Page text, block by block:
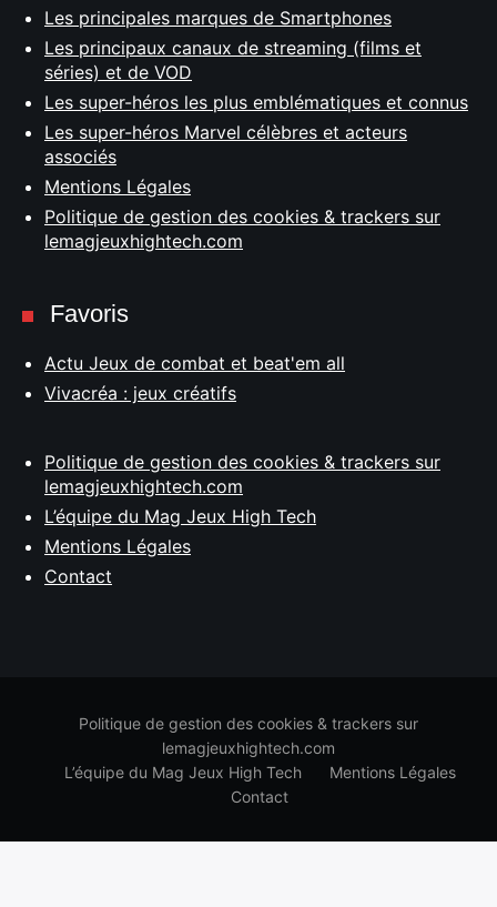
Les principales marques de Smartphones
Les principaux canaux de streaming (films et
séries) et de VOD
Les super-héros les plus emblématiques et connus
Les super-héros Marvel célèbres et acteurs
associés
Mentions Légales
Politique de gestion des cookies & trackers sur
lemagjeuxhightech.com
Favoris
Actu Jeux de combat et beat'em all
Vivacréa : jeux créatifs
Politique de gestion des cookies & trackers sur
lemagjeuxhightech.com
L’équipe du Mag Jeux High Tech
Mentions Légales
Contact
Politique de gestion des cookies & trackers sur
lemagjeuxhightech.com
L’équipe du Mag Jeux High Tech
Mentions Légales
Contact